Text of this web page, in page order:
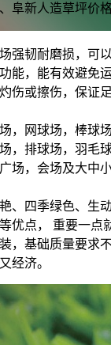
阜新人造草坪价
强韧耐磨损，可
能，能有效避免
伤或擦伤，保证
，网球场，棒球
，排球场，羽毛
场，会场及大中
、四季绿色、生
优点， 重要一点
，基础质量要求
经济。